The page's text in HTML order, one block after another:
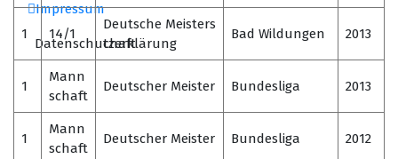
Impressum
Datenschutzerklärung
1 14/1
Deutsche Meisters
chaft
Bad Wildungen 2013
1
Mann
schaft
Deutscher Meister Bundesliga 2013
1
Mann
schaft
Deutscher Meister Bundesliga 2012